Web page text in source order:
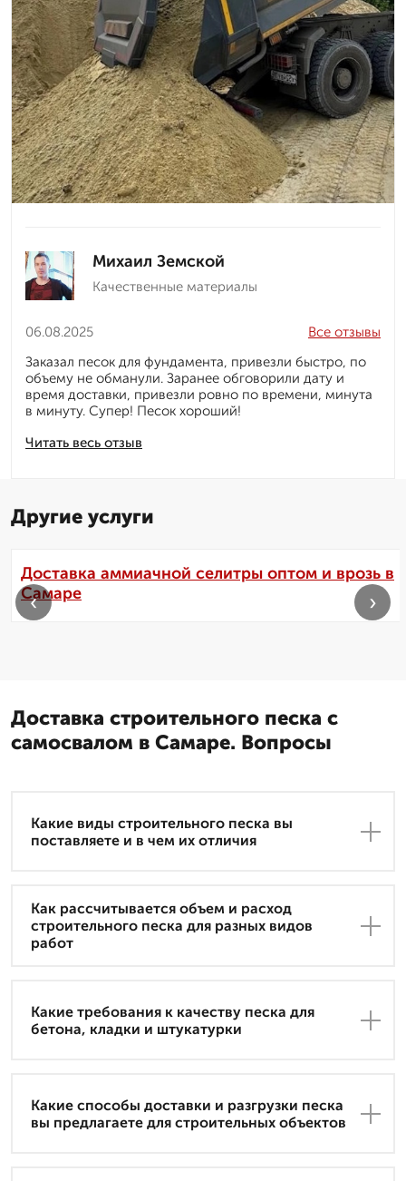
Михаил Земской
Качественные материалы
06.08.2025
Читать весь отзыв
Все отзывы
Заказал песок для фундамента, привезли быстро, по
объему не обманули. Заранее обговорили дату и
время доставки, привезли ровно по времени, минута
в минуту. Супер! Песок хороший!
Другие услуги
Доставка аммиачной селитры оптом и врозь в
Самаре
‹ ›
Доставка строительного песка с
самосвалом в Самаре. Вопросы
Какие виды строительного песка вы
поставляете и в чем их отличия
Как рассчитывается объем и расход
строительного песка для разных видов
работ
Какие требования к качеству песка для
бетона, кладки и штукатурки
Какие способы доставки и разгрузки песка
вы предлагаете для строительных объектов